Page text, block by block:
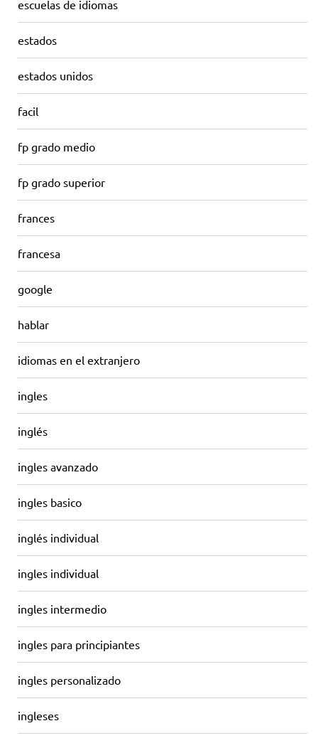
escuelas de idiomas
estados
estados unidos
facil
fp grado medio
fp grado superior
frances
francesa
google
hablar
idiomas en el extranjero
ingles
inglés
ingles avanzado
ingles basico
inglés individual
ingles individual
ingles intermedio
ingles para principiantes
ingles personalizado
ingleses